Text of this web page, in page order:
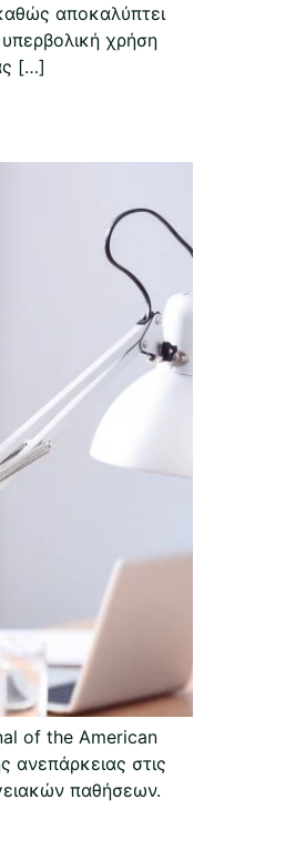
αποκαλύπτει
χρήση
[…]
of the American
ανεπάρκειας στις
παθήσεων.